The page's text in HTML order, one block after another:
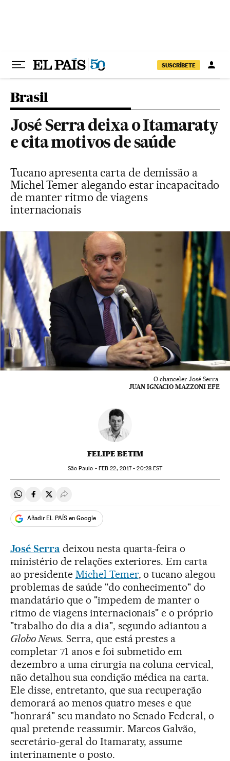
SUSCRÍBETE
Brasil
José Serra deixa o Itamaraty
e cita motivos de saúde
Tucano apresenta carta de demissão a
Michel Temer alegando estar incapacitado
de manter ritmo de viagens
internacionais
O chanceler José Serra.
JUAN IGNACIO MAZZONI EFE
FELIPE BETIM
São Paulo - FEB 22, 2017 - 20:28EST
Compartir en Whatsapp
Compartir en Facebook
Compartir en Twitter
Desplegar Redes Sociales
Añadir EL PAÍS en Google
José Serra deixou nesta quarta-feira o
ministério de relações exteriores. Em carta
ao presidente Michel Temer, o tucano alegou
problemas de saúde "do conhecimento" do
mandatário que o "impedem de manter o
ritmo de viagens internacionais" e o próprio
"trabalho do dia a dia", segundo adiantou a
Globo News. Serra, que está prestes a
completar 71 anos e foi submetido em
dezembro a uma cirurgia na coluna cervical,
não detalhou sua condição médica na carta.
Ele disse, entretanto, que sua recuperação
demorará ao menos quatro meses e que
"honrará" seu mandato no Senado Federal, o
qual pretende reassumir. Marcos Galvão,
secretário-geral do Itamaraty, assume
interinamente o posto.